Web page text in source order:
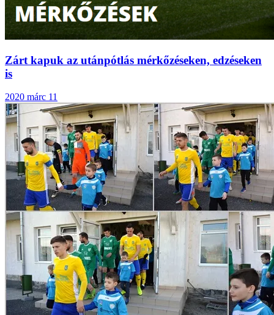
Zárt kapuk az utánpótlás mérkőzéseken, edzéseken
is
2020 márc 11